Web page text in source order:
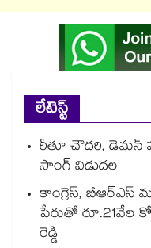
లేటెస్ట్
రీతూ చౌదరి, డెమన్
సాంగ్ విడుదల
కాంగ్రెస్, బీఆర్ఎస్
పేరుతో రూ.21వేల
రెడ్డి